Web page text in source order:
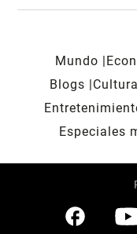
Mundo
Blogs
Cultura
Especiales